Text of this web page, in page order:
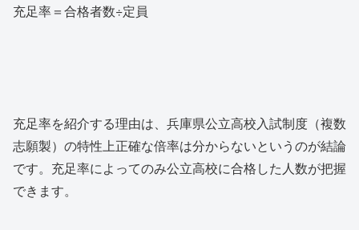
充足率＝合格者数÷定員
充足率を紹介する理由は、兵庫県公立高校入試制度（複数
志願製）の特性上正確な倍率は分からないというのが結論
です。充足率によってのみ公立高校に合格した人数が把握
できます。